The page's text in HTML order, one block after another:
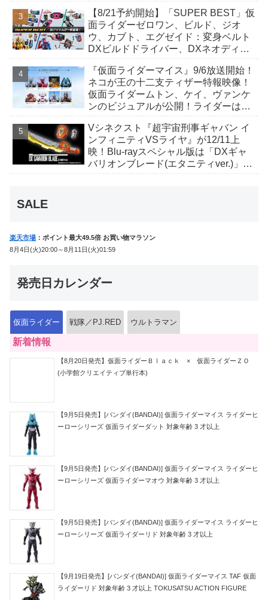
んも変身！
【8/21予約開始】「SUPER BEST」仮
面ライダーゼロワン、ビルド、ジオ
ウ、カブト、エグゼイド：変身ベルト
DXビルドドライバー、DXネオディケ
か12点！
『仮面ライダーマイス』9/6放送開始！
ネコが王の十二支ティザー特報映像！
仮面ライダームトン、ケイ、ヴァンケ
ンのビジュアルが公開！ライダーは子
Vシネクスト『超宇宙刑事ギャバン イ
ンフィニティVSライヤ』が12/11上
映！Blu-rayスペシャル版は「DXギャ
バリオンブレード(エタニティver.)」
SALE
楽天市場 ：ポイント最大49.5倍 お買い物マラソン
8月4日(火)20:00～8月11日(火)01:59
発売日カレンダー
仮面ライダー 戦隊／PJ.RED ウルトラマン
新着情報
【8月20日発売】仮面ライダーＢｌａｃｋ × 仮面ライダーＺＯ
(小学館クリエイティブ単行本)
【9月5日発売】[バンダイ(BANDAI)] 仮面ライダーマイス ライダーヒ
ーローシリーズ 仮面ライダーダット 対象年齢 3 才以上
【9月5日発売】[バンダイ(BANDAI)] 仮面ライダーマイス ライダーヒ
ーローシリーズ 仮面ライダーマオウ 対象年齢 3 才以上
【9月5日発売】[バンダイ(BANDAI)] 仮面ライダーマイス ライダーヒ
ーローシリーズ 仮面ライダーリド 対象年齢 3 才以上
【9月19日発売】[バンダイ(BANDAI)] 仮面ライダーマイス TAF 仮面
ライダーリド 対象年齢 3 才以上 TOKUSATSU ACTION FIGURE